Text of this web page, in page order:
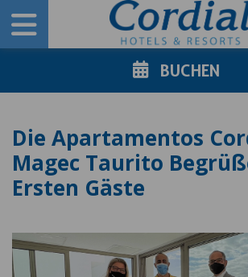
BUCHEN
Die Apartamentos
Magec Taurito
Ersten Gäste